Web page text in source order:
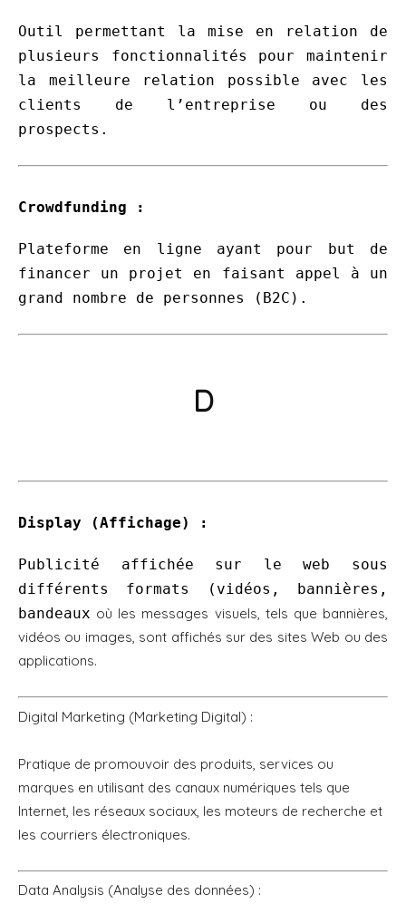
Outil permettant la mise en relation de
plusieurs fonctionnalités pour maintenir
la meilleure relation possible avec les
clients de l’entreprise ou des
prospects.
Crowdfunding :
Plateforme en ligne ayant pour but de
financer un projet en faisant appel à un
grand nombre de personnes (B2C).
D
Display (Affichage) :
Publicité affichée sur le web sous
différents formats (vidéos, bannières,
bandeaux où les messages visuels, tels que bannières,
vidéos ou images, sont affichés sur des sites Web ou des
applications.
Digital Marketing (Marketing Digital) :
Pratique de promouvoir des produits, services ou
marques en utilisant des canaux numériques tels que
Internet, les réseaux sociaux, les moteurs de recherche et
les courriers électroniques.
Data Analysis (Analyse des données) :